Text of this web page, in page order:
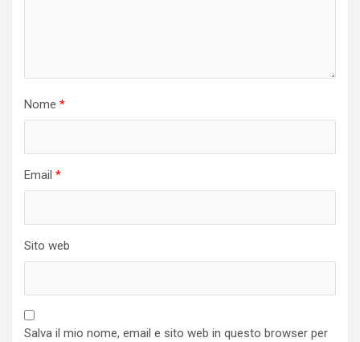
Nome *
Email *
Sito web
Salva il mio nome, email e sito web in questo browser per